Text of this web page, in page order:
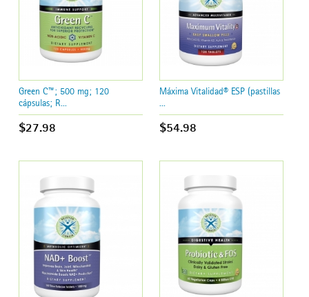
Green C™; 500 mg; 120
cápsulas; R...
$27.98
Máxima Vitalidad® ESP (pastillas
$54.98